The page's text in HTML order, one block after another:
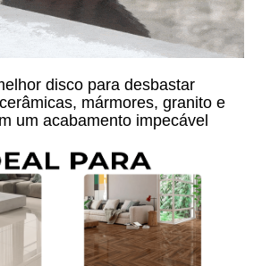
disco para desbastar
mármores, granito e
um acabamento impecável